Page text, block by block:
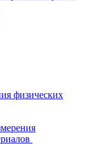
физических